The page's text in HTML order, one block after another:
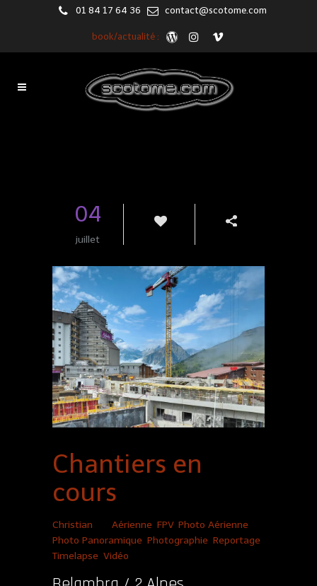
01 84 17 64 36 contact@scotome.com
book/actualité :
04
juillet
Chantiers en
cours
Christian Aérienne FPV, Photo Aérienne
Photo Panoramique Photographie Reportage
Timelapse Vidéo